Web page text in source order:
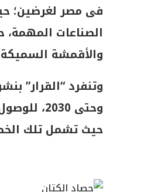
فى مصر لغرضين؛
الصناعات المهمة،
والأقمشة السميكة
وتنفرد “القرار”
وحتى
حيث تشمل تلك